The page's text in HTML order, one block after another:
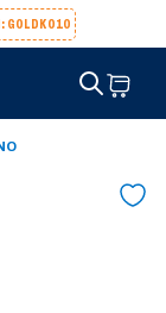
GOLDKO10